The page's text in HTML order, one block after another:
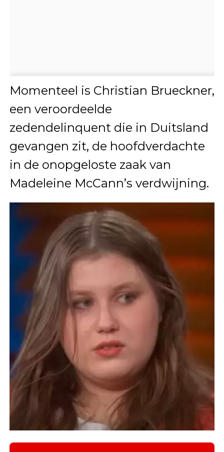
Momenteel is Christian Brueckner,
een veroordeelde
zedendelinquent die in Duitsland
gevangen zit, de hoofdverdachte
in de onopgeloste zaak van
Madeleine McCann’s verdwijning.